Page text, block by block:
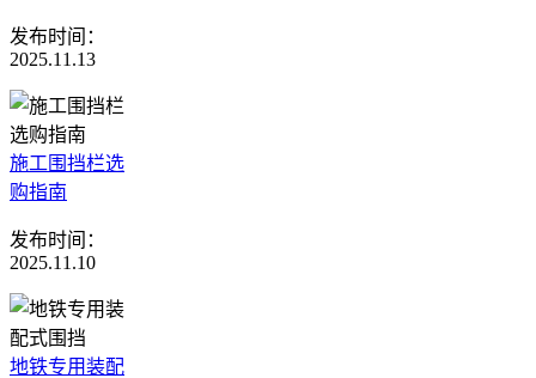
发布时间：
2025.11.13
施工围挡栏选
购指南
发布时间：
2025.11.10
地铁专用装配